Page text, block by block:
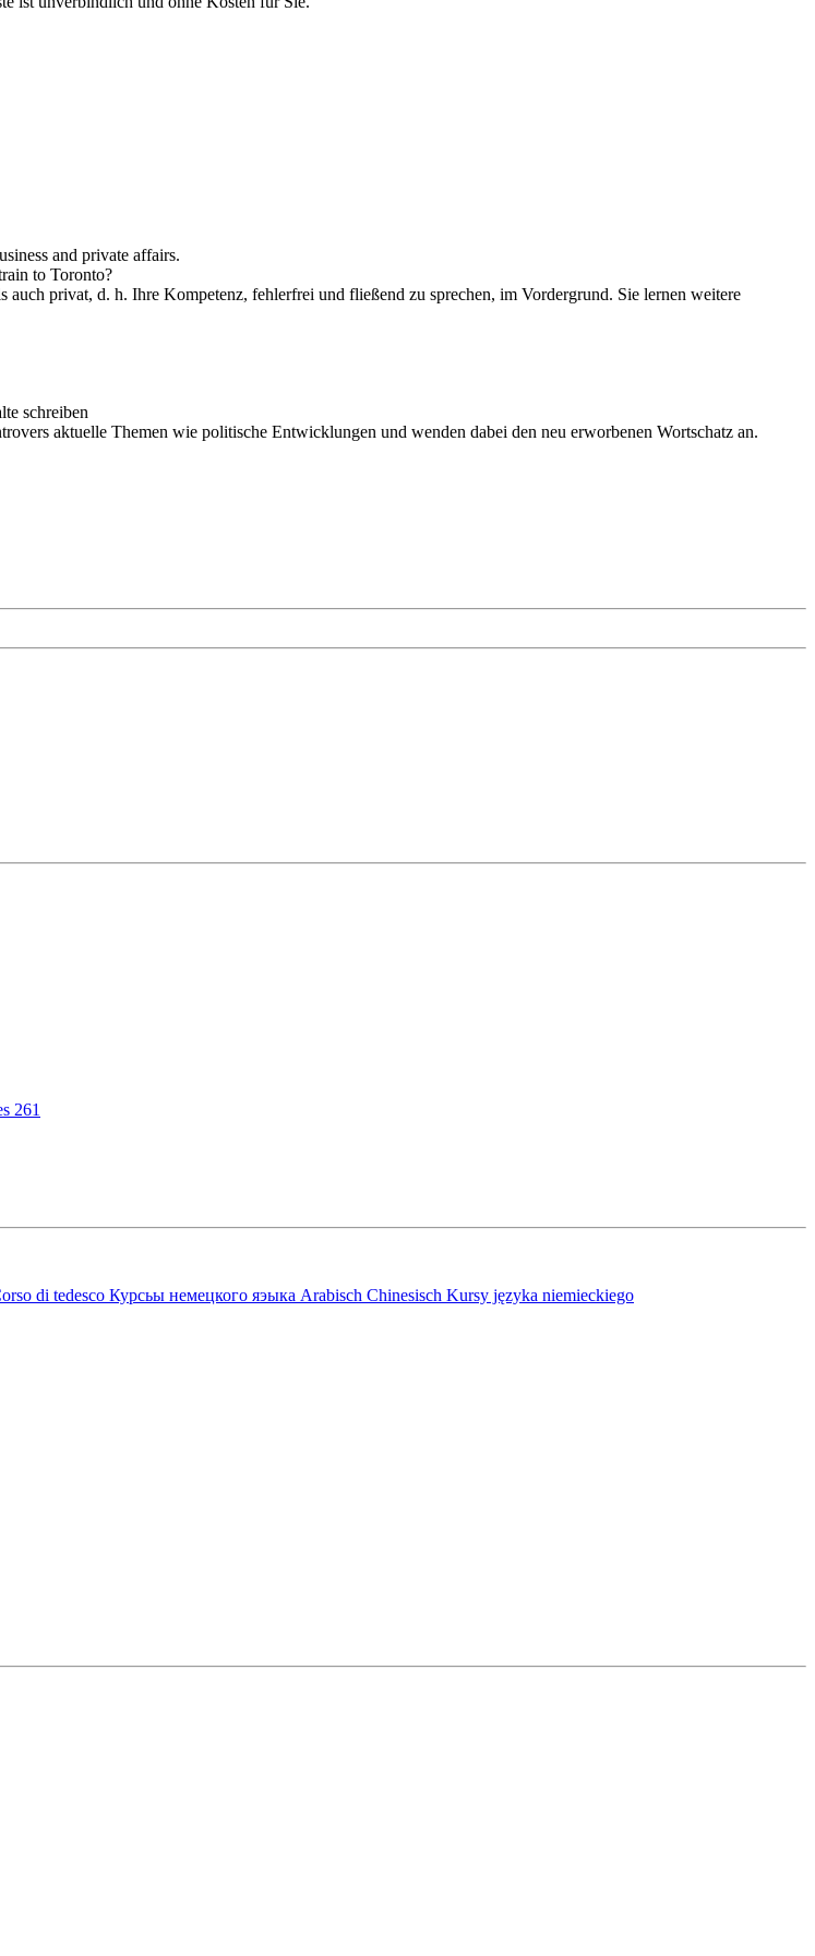
and private affairs.
to Toronto?
privat, d. h. Ihre Kompetenz, fehlerfrei und fließend zu sprechen, im Vordergrund. Sie lernen weitere
schreiben
aktuelle Themen wie politische Entwicklungen und wenden dabei den neu erworbenen Wortschatz an.
261
di tedesco Курсьы немецкого яэыка Arabisch Chinesisch Kursy języka niemieckiego